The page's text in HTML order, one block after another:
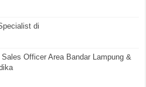
di
Officer Area Bandar Lampung &